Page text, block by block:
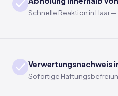
Schnelle Reaktion in Haar
Verwertungsnachweis
Sofortige